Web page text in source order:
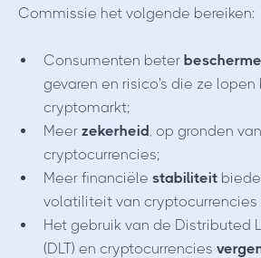
Commissie het volgende bereiken:
Consumenten beter
gevaren en risico's die ze lopen
cryptomarkt;
Meer zekerheid, op gronden
cryptocurrencies;
Meer financiële stabiliteit
volatiliteit van
Het gebruik van de Distributed
(DLT) en cryptocurrencies